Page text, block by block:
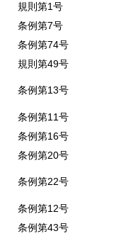
規則第1号
条例第7号
条例第74号
規則第49号
条例第13号
条例第11号
条例第16号
条例第20号
条例第22号
条例第12号
条例第43号